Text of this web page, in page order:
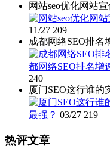
网站seo优化网站
11/27 209
成都网络SEO排名
都网络SEO排名增
240
厦门SEO这行谁的
最强？ 03/27 219
热评文章